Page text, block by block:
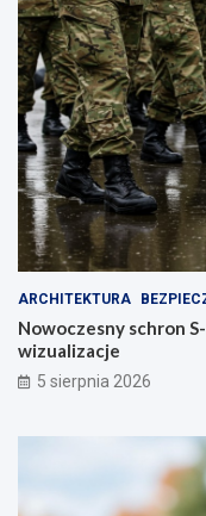
ARCHITEKTURA
Nowoczesny schron
wizualizacje
5 sierpnia 2026